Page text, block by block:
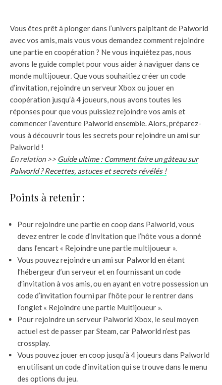
Vous êtes prêt à plonger dans l’univers palpitant de Palworld
avec vos amis, mais vous vous demandez comment rejoindre
une partie en coopération ? Ne vous inquiétez pas, nous
avons le guide complet pour vous aider à naviguer dans ce
monde multijoueur. Que vous souhaitiez créer un code
d’invitation, rejoindre un serveur Xbox ou jouer en
coopération jusqu’à 4 joueurs, nous avons toutes les
réponses pour que vous puissiez rejoindre vos amis et
commencer l’aventure Palworld ensemble. Alors, préparez-
vous à découvrir tous les secrets pour rejoindre un ami sur
Palworld !
En relation >> Guide ultime : Comment faire un gâteau sur
Palworld ? Recettes, astuces et secrets révélés !
Points à retenir :
Pour rejoindre une partie en coop dans Palworld, vous
devez entrer le code d’invitation que l’hôte vous a donné
dans l’encart « Rejoindre une partie multijoueur ».
Vous pouvez rejoindre un ami sur Palworld en étant
l’hébergeur d’un serveur et en fournissant un code
d’invitation à vos amis, ou en ayant en votre possession un
code d’invitation fourni par l’hôte pour le rentrer dans
l’onglet « Rejoindre une partie Multijoueur ».
Pour rejoindre un serveur Palworld Xbox, le seul moyen
actuel est de passer par Steam, car Palworld n’est pas
crossplay.
Vous pouvez jouer en coop jusqu’à 4 joueurs dans Palworld
en utilisant un code d’invitation qui se trouve dans le menu
des options du jeu.